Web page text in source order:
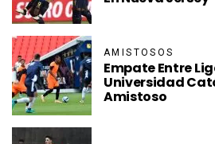
AMISTOSOS
Empate Entre
Universidad
Amistoso